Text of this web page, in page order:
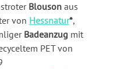
Blouson aus
von Hessnatur*,
Badeanzug mit
PET von